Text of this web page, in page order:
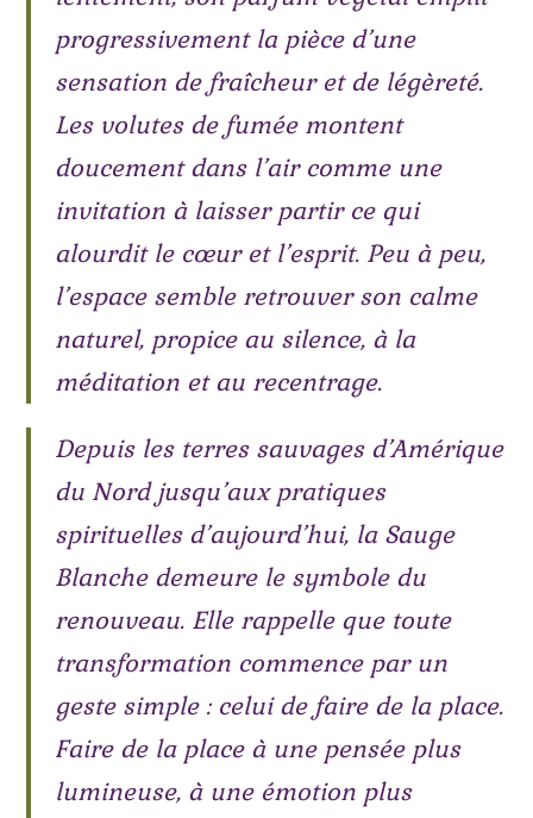
progressivement la pièce d’une
sensation de fraîcheur et de légèreté.
Les volutes de fumée montent
doucement dans l’air comme une
invitation à laisser partir ce qui
alourdit le cœur et l’esprit. Peu à peu,
l’espace semble retrouver son calme
naturel, propice au silence, à la
méditation et au recentrage.
Depuis les terres sauvages d’Amérique
du Nord jusqu’aux pratiques
spirituelles d’aujourd’hui, la Sauge
Blanche demeure le symbole du
renouveau. Elle rappelle que toute
transformation commence par un
geste simple : celui de faire de la place.
Faire de la place à une pensée plus
lumineuse, à une émotion plus